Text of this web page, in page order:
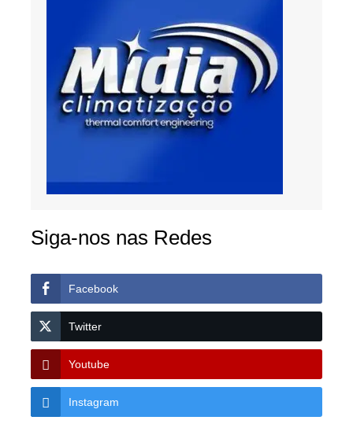
Siga-nos nas Redes
Facebook
Twitter
Youtube
Instagram